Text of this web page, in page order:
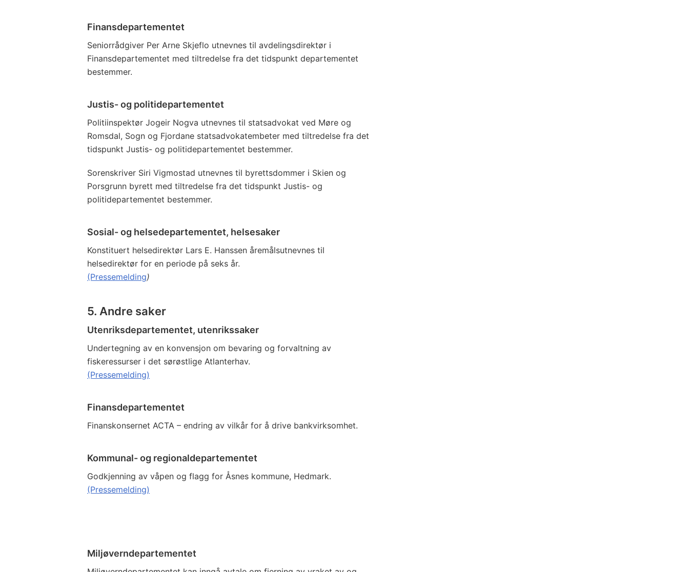
Finansdepartementet
Seniorrådgiver Per Arne Skjeflo utnevnes til avdelingsdirektør i
Finansdepartementet med tiltredelse fra det tidspunkt departementet
bestemmer.
Justis- og politidepartementet
Politiinspektør Jogeir Nogva utnevnes til statsadvokat ved Møre og
Romsdal, Sogn og Fjordane statsadvokatembeter med tiltredelse fra det
tidspunkt Justis- og politidepartementet bestemmer.
Sorenskriver Siri Vigmostad utnevnes til byrettsdommer i Skien og
Porsgrunn byrett med tiltredelse fra det tidspunkt Justis- og
politidepartementet bestemmer.
Sosial- og helsedepartementet, helsesaker
Konstituert helsedirektør Lars E. Hanssen åremålsutnevnes til
helsedirektør for en periode på seks år.
(Pressemelding)
5. Andre saker
Utenriksdepartementet, utenrikssaker
Undertegning av en konvensjon om bevaring og forvaltning av
fiskeressurser i det sørøstlige Atlanterhav.
(Pressemelding)
Finansdepartementet
Finanskonsernet ACTA – endring av vilkår for å drive bankvirksomhet.
Kommunal- og regionaldepartementet
Godkjenning av våpen og flagg for Åsnes kommune, Hedmark.
(Pressemelding)
Miljøverndepartementet